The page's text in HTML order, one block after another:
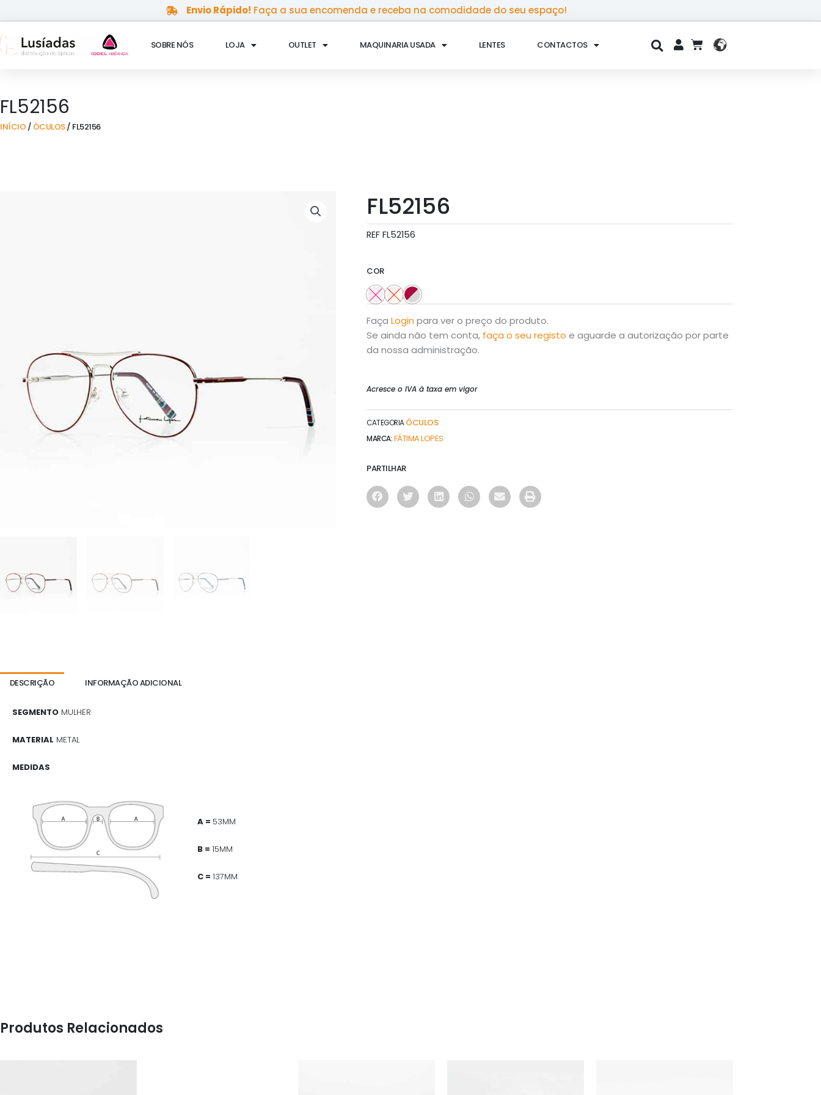
to
content
Envio Rápido! Faça a sua encomenda e receba na comodidade do seu espaço!
SOBRE NÓS LOJA OUTLET MAQUINARIA USADA LENTES CONTACTOS CART
FL52156
INÍCIO / ÓCULOS/ FL52156
DESCRIÇÃO INFORMAÇÃO ADICIONAL
SEGMENTO MULHER
MATERIAL METAL
MEDIDAS
A = 53MM
B = 15MM
C = 137MM
FL52156
REF FL52156
COR
Faça Login para ver o preço do produto.
Se ainda não tem conta, faça o seu registo e aguarde a autorização por parte
da nossa administração.
Acresce o IVA à taxa em vigor
CATEGORIA ÓCULOS
MARCA:FÁTIMA LOPES
PARTILHAR
Produtos Relacionados